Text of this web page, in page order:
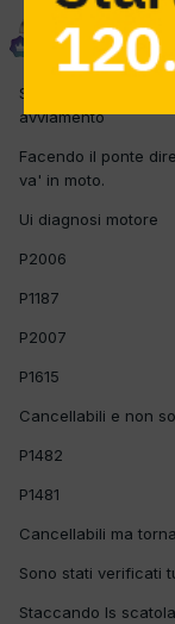
piter
Inviato 2
Spento per un
avviamento
Facendo il ponte
va' in moto.
Ui diagnosi motore
P2006
P1187
P2007
P1615
Cancellabili e non
P1482
P1481
Cancellabili ma
Sono stati verificati
Staccando ls